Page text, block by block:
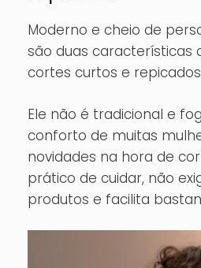
Moderno e cheio de
são duas características
cortes curtos e
Ele não é tradicional e
conforto de muitas
novidades na hora de
prático de cuidar, não
produtos e facilita